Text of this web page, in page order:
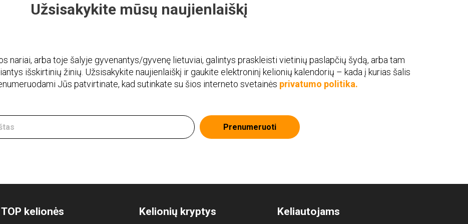
Užsisakykite mūsų naujienlaiškį
nariai, arba toje šalyje gyvenantys/gyvenę lietuviai, galintys praskleisti vietinių paslapčių šydą, arba tam
išskirtinių žinių. Užsisakykite naujienlaiškį ir gaukite elektroninį kelionių kalendorių – kada į kurias šalis
Jūs patvirtinate, kad sutinkate su šios interneto svetainės privatumo politika.
Prenumeruoti
TOP kelionės Kelionių kryptys Keliautojams